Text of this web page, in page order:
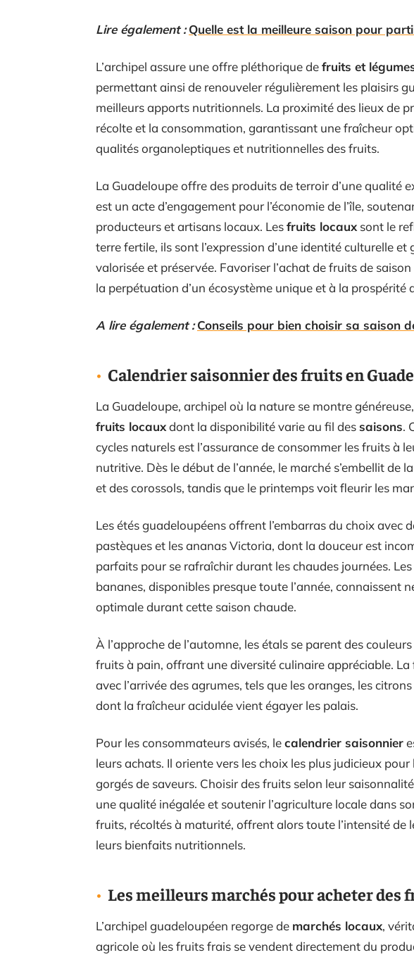
Lire également : Quelle est la meilleure saison pour
L’archipel assure une offre pléthorique defruits et
permettant ainsi de renouveler régulièrement les plaisirs
meilleurs apports nutritionnels. La proximité des lieux de
récolte et la consommation, garantissant une fraîcheur
qualités organoleptiques et nutritionnelles des fruits.
La Guadeloupe offre des produits de terroir d’une qualité
est un acte d’engagement pour l’économie de l’île,
producteurs et artisans locaux. Lesfruits locaux sont le
terre fertile, ils sont l’expression d’une identité culturelle
valorisée et préservée. Favoriser l’achat de fruits de
la perpétuation d’un écosystème unique et à la prospérité
A lire également : Conseils pour bien choisir sa saison
Calendrier saisonnier des fruits en
La Guadeloupe, archipel où la nature se montre
fruits locauxdont la disponibilité varie au fil dessaisons.
cycles naturels est l’assurance de consommer les fruits à
nutritive. Dès le début de l’année, le marché s’embellit de
et des corossols, tandis que le printemps voit fleurir les
Les étés guadeloupéens offrent l’embarras du choix avec
pastèques et les ananas Victoria, dont la douceur est
parfaits pour se rafraîchir durant les chaudes journées. Les
bananes, disponibles presque toute l’année, connaissent
optimale durant cette saison chaude.
À l’approche de l’automne, les étals se parent des
fruits à pain, offrant une diversité culinaire appréciable. La
avec l’arrivée des agrumes, tels que les oranges, les
dont la fraîcheur acidulée vient égayer les palais.
Pour les consommateurs avisés, lecalendrier saisonnier
leurs achats. Il oriente vers les choix les plus judicieux
gorgés de saveurs. Choisir des fruits selon leur saisonnalité
une qualité inégalée et soutenir l’agriculture locale dans
fruits, récoltés à maturité, offrent alors toute l’intensité de
leurs bienfaits nutritionnels.
Les meilleurs marchés pour acheter des
L’archipel guadeloupéen regorge de marchés locaux,
agricole où les fruits frais se vendent directement du